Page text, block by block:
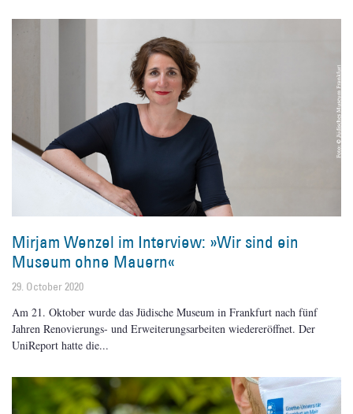
Mirjam Wenzel im Interview: »Wir sind ein
Museum ohne Mauern«
29. October 2020
Am 21. Oktober wurde das Jüdische Museum in Frankfurt nach fünf
Jahren Renovierungs- und Erweiterungsarbeiten wiedereröffnet. Der
UniReport hatte die